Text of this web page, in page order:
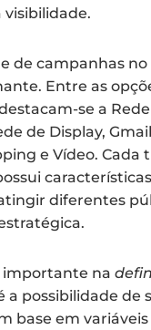
de campanhas no
Entre as
se a
de Display,
e Vídeo. Cada
diferentes
importante na
a possibilidade de
base em